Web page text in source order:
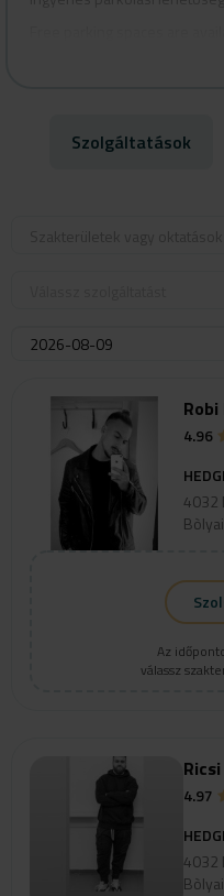
Free parking spaces are
Szolgáltatások
Az
válassz
4.96
4032
4.97
4032